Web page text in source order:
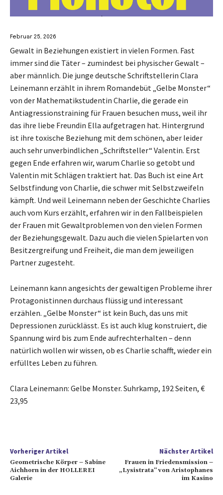
Februar 25, 2026
Gewalt in Beziehungen existiert in vielen Formen. Fast
immer sind die Täter – zumindest bei physischer Gewalt –
aber männlich. Die junge deutsche Schriftstellerin Clara
Leinemann erzählt in ihrem Romandebüt „Gelbe Monster“
von der Mathematikstudentin Charlie, die gerade ein
Antiagressionstraining für Frauen besuchen muss, weil ihr
das ihre liebe Freundin Ella aufgetragen hat. Hintergrund
ist ihre toxische Beziehung mit dem schönen, aber leider
auch sehr unverbindlichen „Schriftsteller“ Valentin. Erst
gegen Ende erfahren wir, warum Charlie so getobt und
Valentin mit Schlägen traktiert hat. Das Buch ist eine Art
Selbstfindung von Charlie, die schwer mit Selbstzweifeln
kämpft. Und weil Leinemann neben der Geschichte Charlies
auch vom Kurs erzählt, erfahren wir in den Fallbeispielen
der Frauen mit Gewaltproblemen von den vielen Formen
der Beziehungsgewalt. Dazu auch die vielen Spielarten von
Besitzergreifung und Freiheit, die man dem jeweiligen
Partner zugesteht.
Leinemann kann angesichts der gewaltigen Probleme ihrer
Protagonistinnen durchaus flüssig und interessant
erzählen. „Gelbe Monster“ ist kein Buch, das uns mit
Depressionen zurücklässt. Es ist auch klug konstruiert, die
Spannung wird bis zum Ende aufrechterhalten – denn
natürlich wollen wir wissen, ob es Charlie schafft, wieder ein
erfülltes Leben zu führen.
Clara Leinemann: Gelbe Monster. Suhrkamp, 192 Seiten, €
23,95
Vorheriger Artikel
Geometrische Körper – Sabine
Aichhorn in der HOLLEREI
Galerie
Nächster Artikel
Frauen in Friedensmission –
„Lysistrata“ von Aristophanes
im Kasino